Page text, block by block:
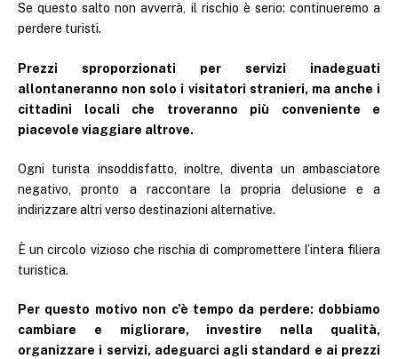
Se questo salto non avverrà, il rischio è serio: continueremo a
perdere turisti.
Prezzi sproporzionati per servizi inadeguati
allontaneranno non solo i visitatori stranieri, ma anche i
cittadini locali che troveranno più conveniente e
piacevole viaggiare altrove.
Ogni turista insoddisfatto, inoltre, diventa un ambasciatore
negativo, pronto a raccontare la propria delusione e a
indirizzare altri verso destinazioni alternative.
È un circolo vizioso che rischia di compromettere l’intera filiera
turistica.
Per questo motivo non c’è tempo da perdere: dobbiamo
cambiare e migliorare, investire nella qualità,
organizzare i servizi, adeguarci agli standard e ai prezzi